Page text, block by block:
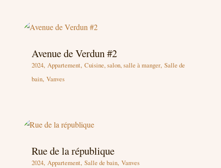
Avenue de Verdun #2
2024, Appartement, Cuisine, salon, salle à manger, Salle de
bain, Vanves
Rue de la république
2024, Appartement, Salle de bain, Vanves